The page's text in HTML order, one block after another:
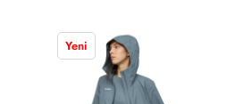
Yeni